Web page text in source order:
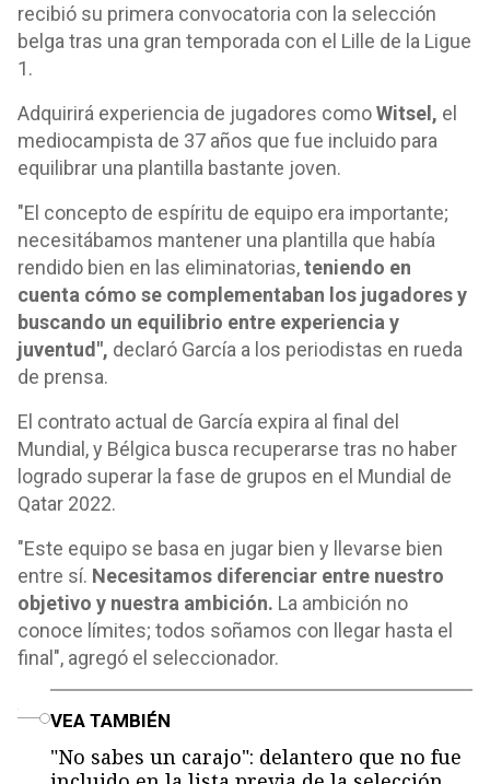
recibió su primera convocatoria con la selección
belga tras una gran temporada con el Lille de la Ligue
1.
Adquirirá experiencia de jugadores comoWitsel, el
mediocampista de 37 años que fue incluido para
equilibrar una plantilla bastante joven.
"El concepto de espíritu de equipo era importante;
necesitábamos mantener una plantilla que había
rendido bien en las eliminatorias,teniendo en
cuenta cómo se complementaban los jugadores y
buscando un equilibrio entre experiencia y
juventud", declaró García a los periodistas en rueda
de prensa.
El contrato actual de García expira al final del
Mundial, y Bélgica busca recuperarse tras no haber
logrado superar la fase de grupos en el Mundial de
Qatar 2022.
"Este equipo se basa en jugar bien y llevarse bien
entre sí. Necesitamos diferenciar entre nuestro
objetivo y nuestra ambición. La ambición no
conoce límites; todos soñamos con llegar hasta el
final", agregó el seleccionador.
VEA TAMBIÉN
"No sabes un carajo": delantero que no fue